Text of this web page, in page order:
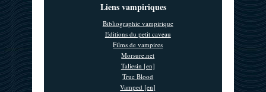
Liens vampiriques
Bibliographie vampirique
Editions du petit caveau
Films de vampires
Morsure.net
Taliesin [en]
True Blood
Vamped [en]